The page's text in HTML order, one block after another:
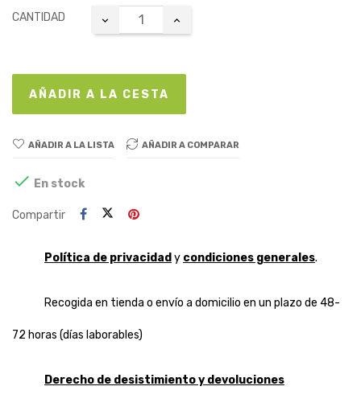
CANTIDAD
AÑADIR A LA CESTA
AÑADIR A LA LISTA AÑADIR A COMPARAR
 En stock
Compartir
Política de privacidad y condiciones generales.
Recogida en tienda o envío a domicilio en un plazo de 48-
72 horas (días laborables)
Derecho de desistimiento y devoluciones